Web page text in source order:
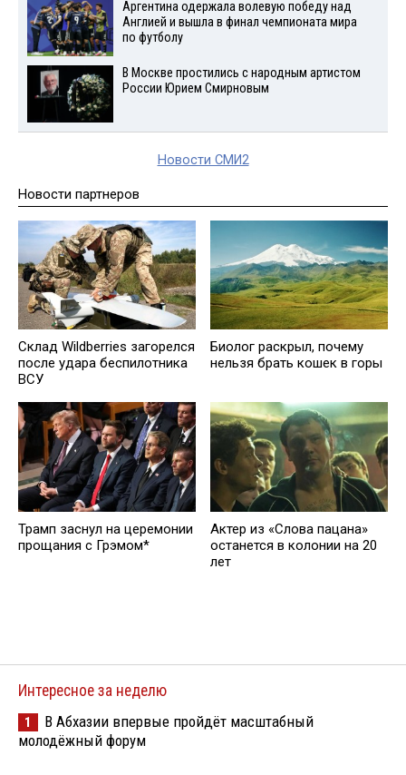
Аргентина одержала волевую победу над
Англией и вышла в финал чемпионата мира
по футболу
В Москве простились с народным артистом
России Юрием Смирновым
Новости СМИ2
Новости партнеров
Склад Wildberries загорелся
после удара беспилотника
ВСУ
Биолог раскрыл, почему
нельзя брать кошек в горы
Трамп заснул на церемонии
прощания с Грэмом*
Актер из «Слова пацана»
останется в колонии на 20
лет
Интересное за неделю
1
В Абхазии впервые пройдёт масштабный
молодёжный форум